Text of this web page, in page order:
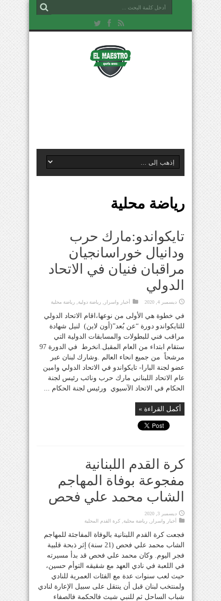
رياضة محلية
تايكواندو:مارك حرب
ودانيال خوراسانجيان
مراقبان فنيان في الاتحاد
الدولي
ديسمبر 4, 2020 أخبار واسرار رياضة دولية رياضة محلية
في خطوة هي الأولى من نوعها،اقام الاتحاد الدولي
للتايكواندو دورة “عن بُعد”(أون لاين) لنيل شهادة
مراقب فني للبطولات والمسابقات الدولية التي
ستقام ابتداء من العام المقبل.انخرط في الدورة 97
مرشحاً من جميع انحاء العالم .وشارك لبنان عبر
عضو لجنة البارا- تايكواندو في الاتحاد الدولي وامين
عام الاتحاد اللبناني مارك حرب ونائب رئيس لجنة
الحكام في الاتحاد الآسيوي ورئيس لجنة الحكام ...
أكمل القراءة »
كرة القدم اللبنانية
مفجوعة بوفاة المهاجم
الشاب محمد علي فحص
ديسمبر 3, 2020
أخبار واسرار
رياضة محلية كرة القدم المحلية
فجعت كرة القدم اللبنانية بالوفاة المفاجئة للمهاجم
الشاب محمد علي فحص (21 سنة) إثر ذبحة قلبية
فجر اليوم. وكان محمد علي فحص قد بدأ مسيرته
في اللعبة في نادي العهد مع شقيقه التوأم حسين،
حيث لعب سنوات عدة مع الفئات العمرية للنادي
ولمنتخب لبنان قبل أن ينتقل على سبيل الإعارة لنادي
شباب الساحل ثم للنبي شيث فالحكمة فالصفاء